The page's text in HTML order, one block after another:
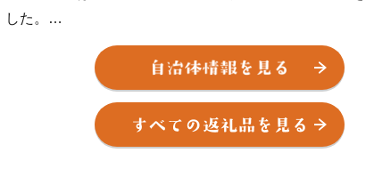
した。
これからも、小京都や日本の原風景ともいわれるまちな
自然や文化を守り、黒大豆をはじめとする美味しい農産
おかげさまで「丹波篠山」は、今、大きな人気を呼び、
まちにもなりました。さらに、あなたのふるさととして